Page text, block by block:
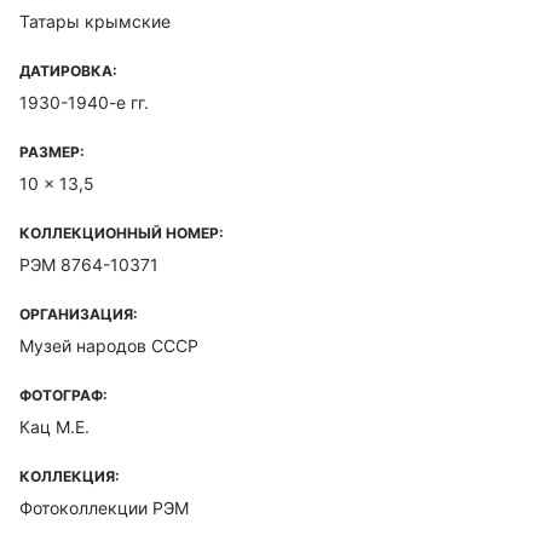
Татары крымские
ДАТИРОВКА:
1930-1940-е гг.
РАЗМЕР:
10 x 13,5
КОЛЛЕКЦИОННЫЙ НОМЕР:
РЭМ 8764-10371
ОРГАНИЗАЦИЯ:
Музей народов СССР
ФОТОГРАФ:
Кац М.Е.
КОЛЛЕКЦИЯ:
Фотоколлекции РЭМ